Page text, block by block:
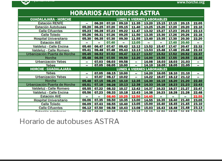
Horario de autobuses ASTRA